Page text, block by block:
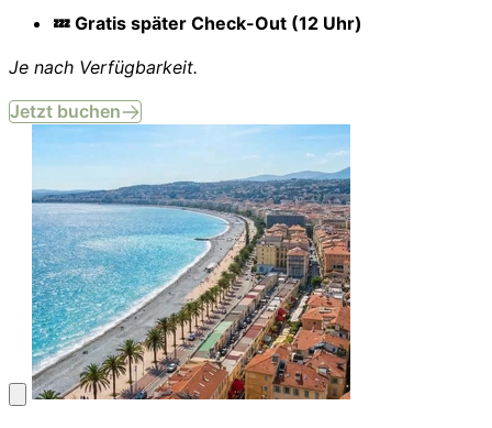
💤 Gratis später Check-Out (12 Uhr)
Je nach Verfügbarkeit.
Jetzt buchen